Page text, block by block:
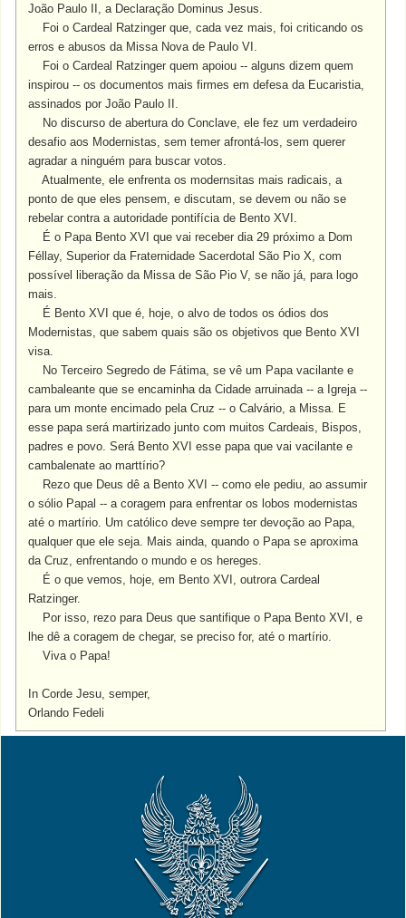
João Paulo II, a Declaração Dominus Jesus.
Foi o Cardeal Ratzinger que, cada vez mais, foi criticando os
erros e abusos da Missa Nova de Paulo VI.
Foi o Cardeal Ratzinger quem apoiou -- alguns dizem quem
inspirou -- os documentos mais firmes em defesa da Eucaristia,
assinados por João Paulo II.
No discurso de abertura do Conclave, ele fez um verdadeiro
desafio aos Modernistas, sem temer afrontá-los, sem querer
agradar a ninguém para buscar votos.
Atualmente, ele enfrenta os modernsitas mais radicais, a
ponto de que eles pensem, e discutam, se devem ou não se
rebelar contra a autoridade pontifícia de Bento XVI.
É o Papa Bento XVI que vai receber dia 29 próximo a Dom
Féllay, Superior da Fraternidade Sacerdotal São Pio X, com
possível liberação da Missa de São Pio V, se não já, para logo
mais.
É Bento XVI que é, hoje, o alvo de todos os ódios dos
Modernistas, que sabem quais são os objetivos que Bento XVI
visa.
No Terceiro Segredo de Fátima, se vê um Papa vacilante e
cambaleante que se encaminha da Cidade arruinada -- a Igreja --
para um monte encimado pela Cruz -- o Calvário, a Missa. E
esse papa será martirizado junto com muitos Cardeais, Bispos,
padres e povo. Será Bento XVI esse papa que vai vacilante e
cambalenate ao marttírio?
Rezo que Deus dê a Bento XVI -- como ele pediu, ao assumir
o sólio Papal -- a coragem para enfrentar os lobos modernistas
até o martírio. Um católico deve sempre ter devoção ao Papa,
qualquer que ele seja. Mais ainda, quando o Papa se aproxima
da Cruz, enfrentando o mundo e os hereges.
É o que vemos, hoje, em Bento XVI, outrora Cardeal
Ratzinger.
Por isso, rezo para Deus que santifique o Papa Bento XVI, e
lhe dê a coragem de chegar, se preciso for, até o martírio.
Viva o Papa!
In Corde Jesu, semper,
Orlando Fedeli